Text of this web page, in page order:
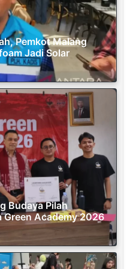
Pemkot Malang
Jadi Solar
Budaya Pilah
Green Academy 2026